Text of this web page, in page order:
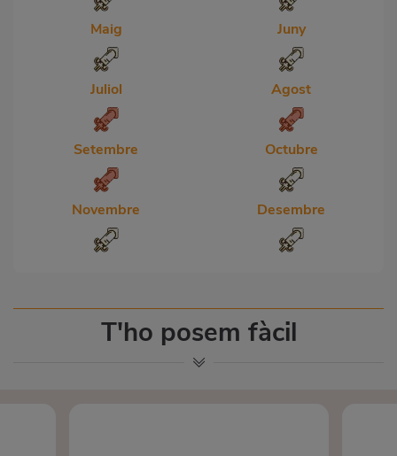
Maig Juny
Juliol Agost
Setembre Octubre
Novembre Desembre
T'ho posem fàcil